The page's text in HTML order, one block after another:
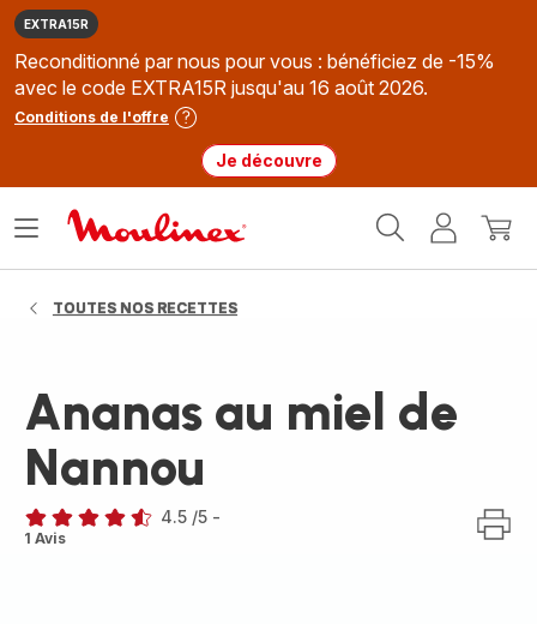
EXTRA15R
Reconditionné par nous pour vous : bénéficiez de -15%
avec le code EXTRA15R jusqu'au 16 août 2026.
Conditions de l'offre
Je découvre
MonMon
Ouvrir
TOUTES NOS RECETTES
Ananas au miel de
Nannou
ratings.4.5
4.5 /5 -
1 Avis